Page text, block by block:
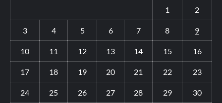
1 2
3 4 5 6 7 8 9
10 11 12 13 14 15 16
17 18 19 20 21 22 23
24 25 26 27 28 29 30